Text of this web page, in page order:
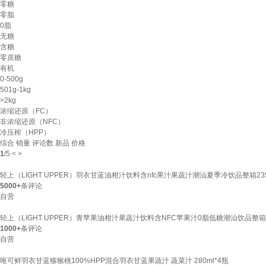
零糖
零脂
0脂
无糖
含糖
零蔗糖
有机
0-500g
501g-1kg
>2kg
浓缩还原（FC）
非浓缩还原（NFC）
冷压榨（HPP）
综合 销量 评论数 新品 价格
1/5 < >
轻上（LIGHT UPPER）羽衣甘蓝油柑汁饮料含nfc果汁果蔬汁潮汕夏季冷饮品整箱
5000+条评论
自营
轻上（LIGHT UPPER）青苹果油柑汁果蔬汁饮料含NFC苹果汁0脂低糖潮汕饮品整
1000+条评论
自营
唯可鲜羽衣甘蓝猕猴桃100%HPP混合羽衣甘蓝果蔬汁 蔬菜汁 280ml*4瓶